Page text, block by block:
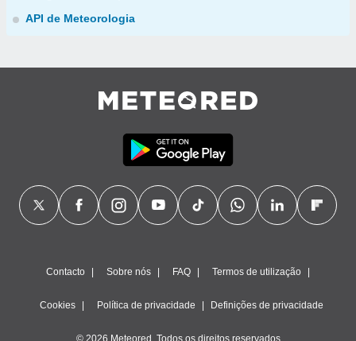
API de Meteorologia
Contacto Sobre nós FAQ Termos de utilização
Cookies Política de privacidade Definições de privacidade
© 2026 Meteored. Todos os direitos reservados